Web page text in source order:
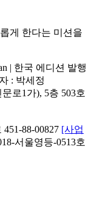
게 한다는 미션을
| 한국 에디션 발행
: 박세정
로1가), 5층 503호
88-00827 [사업
서울영등-0513호